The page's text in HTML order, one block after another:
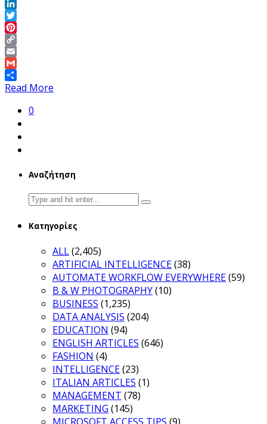
Facebook
LinkedIn
Twitter
Pinterest
Copy
Link
Email
Gmail
Share
Read More
0
Αναζήτηση
Search
for:
Κατηγορίες
ALL(2,405)
ARTIFICIAL INTELLIGENCE(38)
AUTOMATE WORKFLOW EVERYWHERE(59)
B & W PHOTOGRAPHY(10)
BUSINESS (1,235)
DATA ANALYSIS (204)
EDUCATION (94)
ENGLISH ARTICLES (646)
FASHION (4)
INTELLIGENCE(23)
ITALIAN ARTICLES (1)
MANAGEMENT (78)
MARKETING (145)